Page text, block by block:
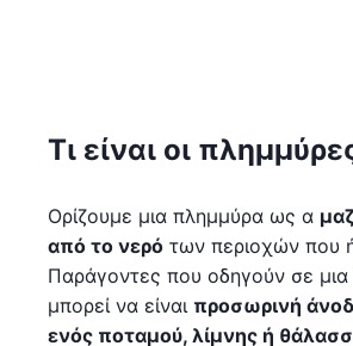
Τι είναι οι
Ορίζουμε μια πλημμύρα ως α
από το νερό των περιοχών που
Παράγοντες που οδηγούν σε
μπορεί να είναι προσωρινή
ενός ποταμού, λίμνης ή